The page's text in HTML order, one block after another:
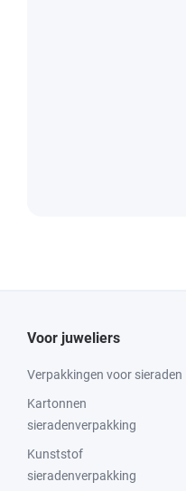
Voor juweliers
Verpakkingen voor sieraden
Kartonnen
sieradenverpakking
Kunststof
sieradenverpakking